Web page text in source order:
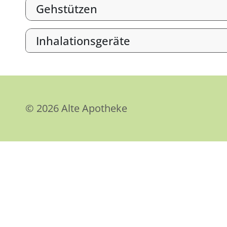
Gehstützen
Inhalationsgeräte
© 2026 Alte Apotheke